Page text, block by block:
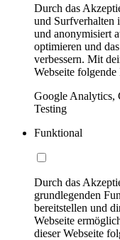
Durch das
und Surfverhalten
und anonymisiert
optimieren und
verbessern. Mit
Webseite
Google Analytics,
Testing
Funktional
Durch das
grundlegenden
bereitstellen und
Webseite
dieser Webseite